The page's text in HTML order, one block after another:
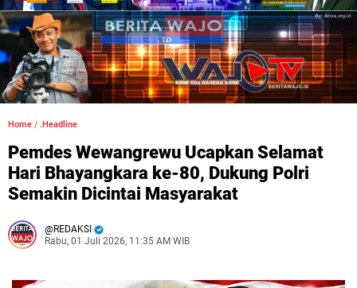
Home / .Headline
Pemdes Wewangrewu Ucapkan Selamat
Hari Bhayangkara ke-80, Dukung Polri
Semakin Dicintai Masyarakat
REDAKSI
Rabu, 01 Juli 2026, 11:35 AM WIB